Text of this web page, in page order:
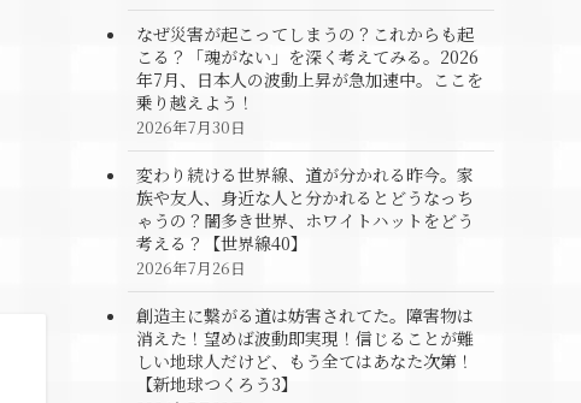
なぜ災害が起こってしまうの？これからも起
こる？「魂がない」を深く考えてみる。2026
年7月、日本人の波動上昇が急加速中。ここを
乗り越えよう！
2026年7月30日
変わり続ける世界線、道が分かれる昨今。家
族や友人、身近な人と分かれるとどうなっち
ゃうの？闇多き世界、ホワイトハットをどう
考える？【世界線40】
2026年7月26日
創造主に繋がる道は妨害されてた。障害物は
消えた！望めば波動即実現！信じることが難
しい地球人だけど、もう全てはあなた次第！
【新地球つくろう3】